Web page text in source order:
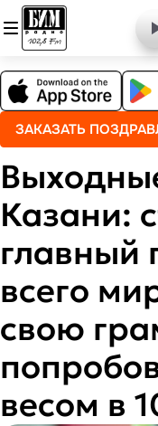
ЗАКАЗАТЬ
Казани:
главный
всего
свою
весом в